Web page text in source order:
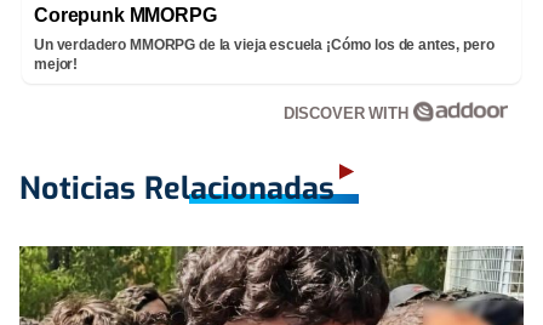
Corepunk MMORPG
Un verdadero MMORPG de la vieja escuela ¡Cómo los de antes, pero
mejor!
DISCOVER WITH
Noticias Relacionadas